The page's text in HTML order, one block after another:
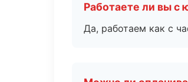
Работаете ли вы с
Да, работаем как с